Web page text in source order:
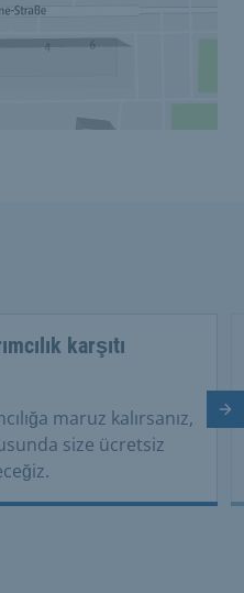
karşıtı
maruz kalırsanız,
size ücretsiz